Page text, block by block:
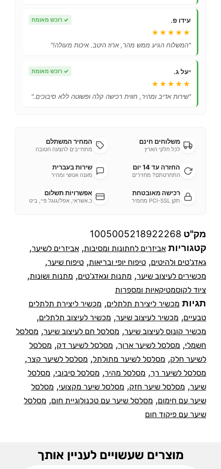
עידו פ. ✓ רוכש מאומת
★★★★★
"המשלוח הגיע ממש מהר, ארוז היטב. איכות מעולה!"
יעל ג. ✓ רוכש מאומת
★★★★★
"שירות אדיב ומהיר, חווית רכישה קלה ופשוטה ללא סיבוכים."
משלוחים חינם
לכל חלקי הארץ
המחיר המשתלם
מתחייבים להצעה הטובה
החזרה עד 14 יום
התחרטתם? מחזירים
שירות בעברית
מענה אנושי ומהיר
רכישה מאובטחת
תקן PCI-SSL מחמיר
אפשרויות תשלום
כ.אשראי, אפל/גוגל פיי, ביט
מק"ט 1005005218922268
קטגוריות אביזרים לחתונות ומסיבות, אביזרים לשיער,
גאדג'טים ולהיטים, טיפוח יופי ובריאות, טיפוח שיער,
מכשירים לעיצוב שיער, מתנות וגאדג'טים, מתנות ושונות,
ציוד לקוסמטיקאיות ומספרות
תגיות מכשיר ליצירת תלתלים, מכשיר ליצירת תלתלים
טבעיים, מכשיר לעיצוב שיער, מכשיר לעיצוב תלתלים,
מכשיר קונוס לעיצוב שיער, מסלסל חם לעיצוב שיער, מסלסל
חשמלי, מסלסל לשיער ארוך, מסלסל לשיער דק, מסלסל
לשיער חלק, מסלסל לשיער מתולתל, מסלסל לשיער קצר,
מסלסל לשיער רך, מסלסל מהיר, מסלסל סיבובי, מסלסל
שיער, מסלסל שיער חזק, מסלסל שיער מקצועי, מסלסל
שיער עם חימום, מסלסל שיער עם טכנולוגיית חום, מסלסל
שיער עם פיקוד חום
מוצרים שעשויים לעניין אותך